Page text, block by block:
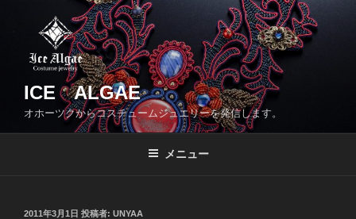
ICE ALGAE
オホーツクからコスチュームジュエリーを発信します。
メニュー
投
2011年3月1日 投稿者: UNYAA